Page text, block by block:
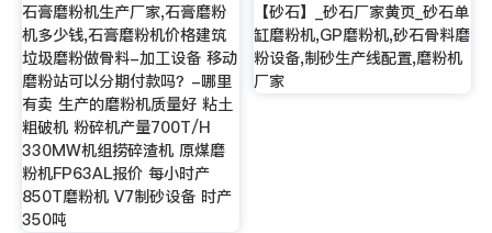
石膏磨粉机生产厂家,石膏磨粉
机多少钱,石膏磨粉机价格建筑
垃圾磨粉做骨料-加工设备 移动
磨粉站可以分期付款吗？-哪里
有卖 生产的磨粉机质量好 粘土
粗破机 粉碎机产量700T/H
330MW机组捞碎渣机 原煤磨
粉机FP63AL报价 每小时产
850T磨粉机 V7制砂设备 时产
350吨
【砂石】_砂石厂家黄页_砂石单
缸磨粉机,GP磨粉机,砂石骨料磨
粉设备,制砂生产线配置,磨粉机
厂家